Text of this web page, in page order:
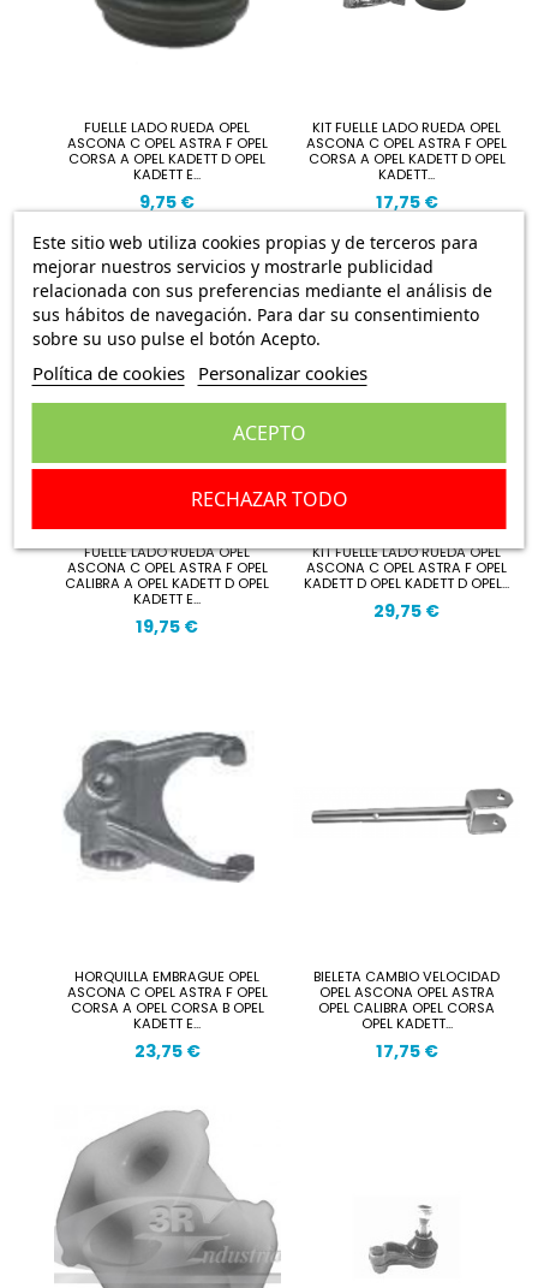
FUELLE LADO RUEDA OPEL
ASCONA C OPEL ASTRA F OPEL
CORSA A OPEL KADETT D OPEL
KADETT E...
9,75 €
KIT FUELLE LADO RUEDA OPEL
ASCONA C OPEL ASTRA F OPEL
CORSA A OPEL KADETT D OPEL
KADETT...
17,75 €
FUELLE LADO RUEDA OPEL
ASCONA C OPEL ASTRA F OPEL
CALIBRA A OPEL KADETT D OPEL
KADETT E...
19,75 €
KIT FUELLE LADO RUEDA OPEL
ASCONA C OPEL ASTRA F OPEL
KADETT D OPEL KADETT D OPEL...
29,75 €
HORQUILLA EMBRAGUE OPEL
ASCONA C OPEL ASTRA F OPEL
CORSA A OPEL CORSA B OPEL
KADETT E...
23,75 €
BIELETA CAMBIO VELOCIDAD
OPEL ASCONA OPEL ASTRA
OPEL CALIBRA OPEL CORSA
OPEL KADETT...
17,75 €
Este sitio web utiliza cookies propias y de terceros para
mejorar nuestros servicios y mostrarle publicidad
relacionada con sus preferencias mediante el análisis de
sus hábitos de navegación. Para dar su consentimiento
sobre su uso pulse el botón Acepto.
Política de cookies Personalizar cookies
RECHAZAR TODO
ACEPTO